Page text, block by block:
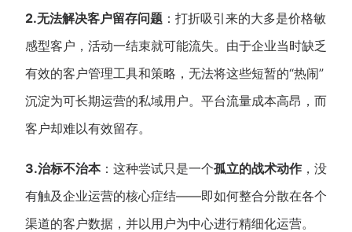
2.无法解决客户留存问题 ：打折吸引来的大多是价格敏
感型客户，活动一结束就可能流失。由于企业当时缺乏
有效的客户管理工具和策略，无法将这些短暂的“热闹”
沉淀为可长期运营的私域用户。平台流量成本高昂，而
客户却难以有效留存。
3.治标不治本：这种尝试只是一个孤立的战术动作 ，没
有触及企业运营的核心症结——即如何整合分散在各个
渠道的客户数据，并以用户为中心进行精细化运营。